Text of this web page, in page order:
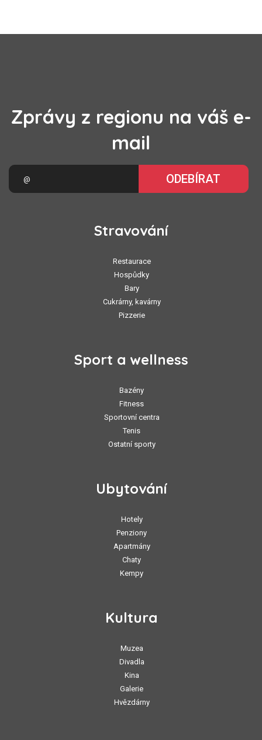
Zprávy z regionu na váš e-
mail
ODEBÍRAT
Stravování
Restaurace
Hospůdky
Bary
Cukrárny, kavárny
Pizzerie
Sport a wellness
Bazény
Fitness
Sportovní centra
Tenis
Ostatní sporty
Ubytování
Hotely
Penziony
Apartmány
Chaty
Kempy
Kultura
Muzea
Divadla
Kina
Galerie
Hvězdárny